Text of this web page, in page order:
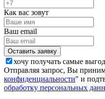
Как вас зовут
Ваш email
хочу получать самые
Отправляя запрос, Вы
конфиденциальности" и
обработку персональных